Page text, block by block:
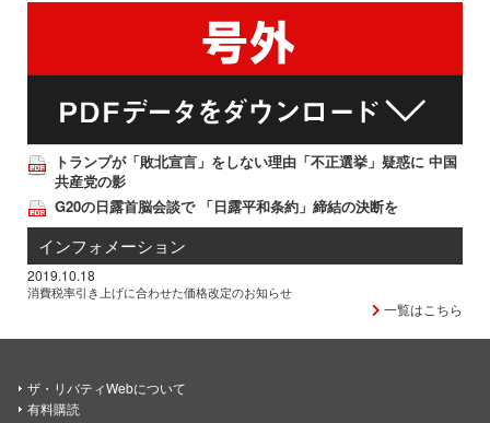
トランプが「敗北宣言」をしない理由「不正選挙」疑惑に 中国
共産党の影
G20の日露首脳会談で 「日露平和条約」締結の決断を
インフォメーション
2019.10.18
消費税率引き上げに合わせた価格改定のお知らせ
一覧はこちら
ザ・リバティWebについて
有料購読